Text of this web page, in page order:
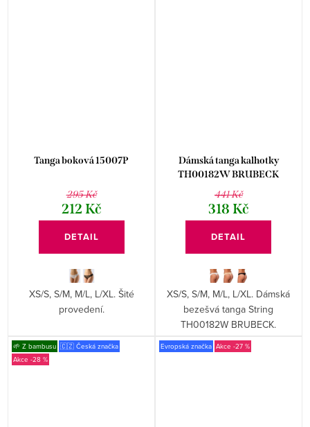
Tanga boková 15007P
295 Kč
212 Kč
DETAIL
XS/S, S/M, M/L, L/XL. Šité
provedení.
Dámská tanga kalhotky
TH00182W BRUBECK
441 Kč
318 Kč
DETAIL
XS/S, S/M, M/L, L/XL. Dámská
bezešvá tanga String
TH00182W BRUBECK.
🌱 Z bambusu 🇨🇿 Česká značka
-28 %
Evropská značka -27 %